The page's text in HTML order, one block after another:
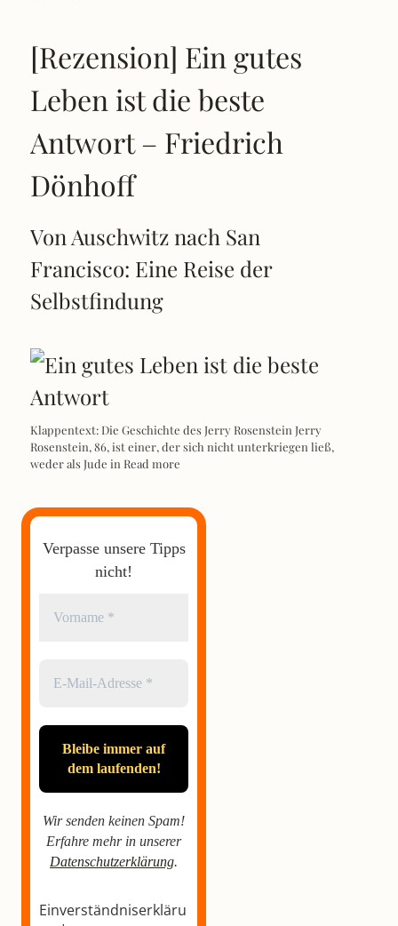
[Rezension] Ein gutes
Leben ist die beste
Antwort – Friedrich
Dönhoff
Von Auschwitz nach San
Francisco: Eine Reise der
Selbstfindung
Klappentext: Die Geschichte des Jerry Rosenstein Jerry
Rosenstein, 86, ist einer, der sich nicht unterkriegen ließ,
weder als Jude in Read more
Verpasse unsere Tipps
nicht!
Wir senden keinen Spam!
Erfahre mehr in unserer
Datenschutzerklärung.
Einverständniserkläru